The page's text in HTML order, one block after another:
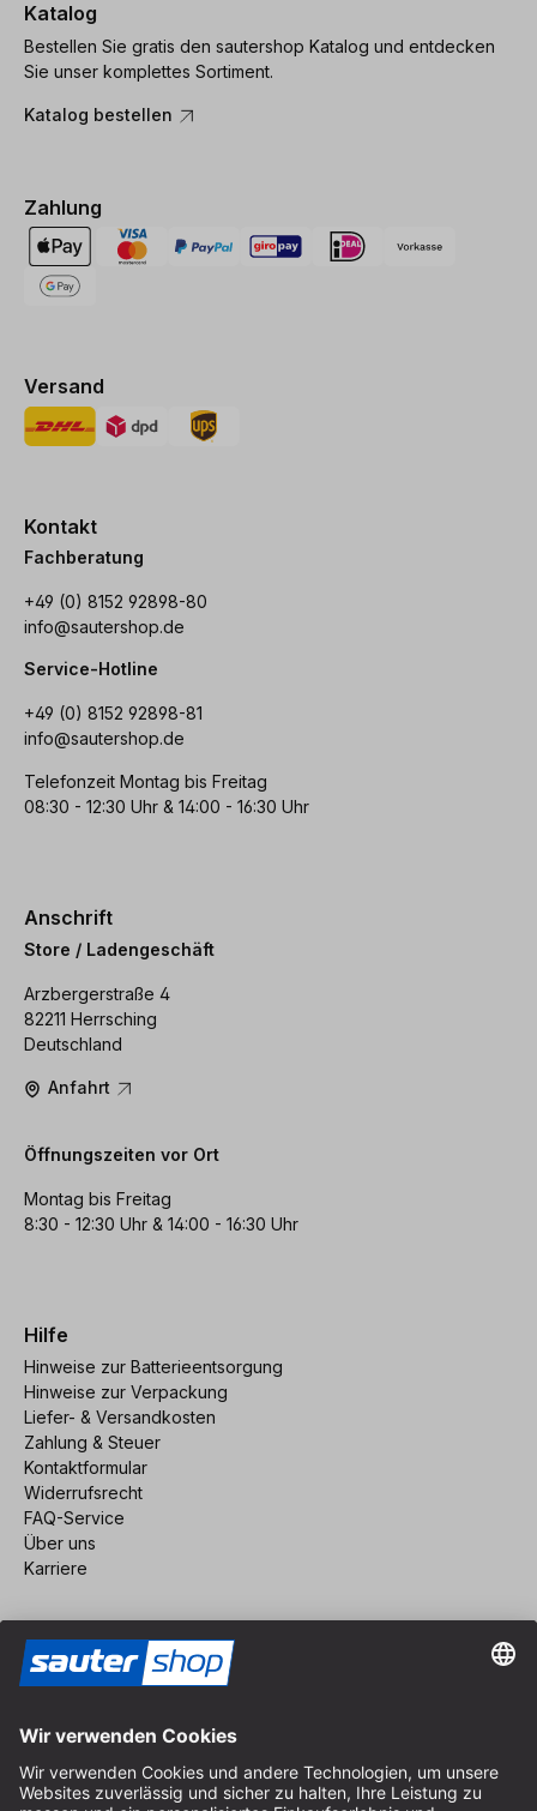
Katalog
Bestellen Sie gratis den sautershop Katalog und entdecken
Sie unser komplettes Sortiment.
Katalog bestellen
Zahlung
Versand
Kontakt
Fachberatung
+49 (0) 8152 92898-80
info@sautershop.de
Service-Hotline
+49 (0) 8152 92898-81
info@sautershop.de
Telefonzeit Montag bis Freitag
08:30 - 12:30 Uhr & 14:00 - 16:30 Uhr
Anschrift
Store / Ladengeschäft
Arzbergerstraße 4
82211 Herrsching
Deutschland
Anfahrt
Öffnungszeiten vor Ort
Montag bis Freitag
8:30 - 12:30 Uhr & 14:00 - 16:30 Uhr
Hilfe
Hinweise zur Batterieentsorgung
Hinweise zur Verpackung
Liefer- & Versandkosten
Zahlung & Steuer
Kontaktformular
Widerrufsrecht
FAQ-Service
Über uns
Karriere
Impressum